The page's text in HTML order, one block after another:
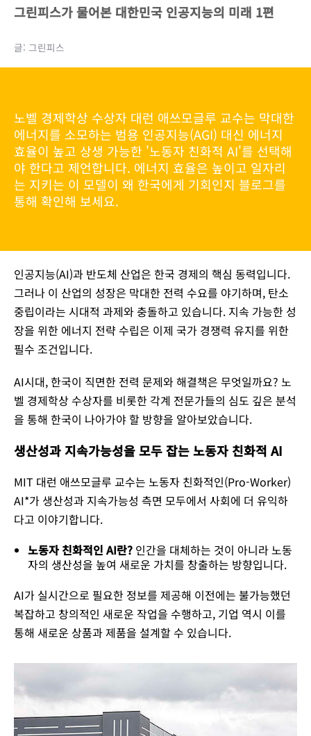
그린피스가 물어본 대한민국 인공지능의 미래 1편
글: 그린피스
노벨 경제학상 수상자 대런 애쓰모글루 교수는 막대한
에너지를 소모하는 범용 인공지능(AGI) 대신 에너지
효율이 높고 상생 가능한 '노동자 친화적 AI'를 선택해
야 한다고 제언합니다. 에너지 효율은 높이고 일자리
는 지키는 이 모델이 왜 한국에게 기회인지 블로그를
통해 확인해 보세요.
인공지능(AI)과 반도체 산업은 한국 경제의 핵심 동력입니다.
그러나 이 산업의 성장은 막대한 전력 수요를 야기하며, 탄소
중립이라는 시대적 과제와 충돌하고 있습니다. 지속 가능한 성
장을 위한 에너지 전략 수립은 이제 국가 경쟁력 유지를 위한
필수 조건입니다.
AI시대, 한국이 직면한 전력 문제와 해결책은 무엇일까요? 노
벨 경제학상 수상자를 비롯한 각계 전문가들의 심도 깊은 분석
을 통해 한국이 나아가야 할 방향을 알아보았습니다.
생산성과 지속가능성을 모두 잡는 노동자 친화적 AI
MIT ​대런 애쓰모글루 교수는 노동자 친화적인(Pro-Worker)
AI*가 생산성과 지속가능성 측면 모두에서 사회에 더 유익하
다고 이야기합니다.
노동자 친화적인 AI란? 인간을 대체하는 것이 아니라 노동
자의 생산성을 높여 새로운 가치를 창출하는 방향입니다.​
AI가 실시간으로 필요한 정보를 제공해 이전에는 불가능했던
복잡하고 창의적인 새로운 작업을 수행하고, 기업 역시 이를
통해 새로운 상품과 제품을 설계할 수 있습니다.